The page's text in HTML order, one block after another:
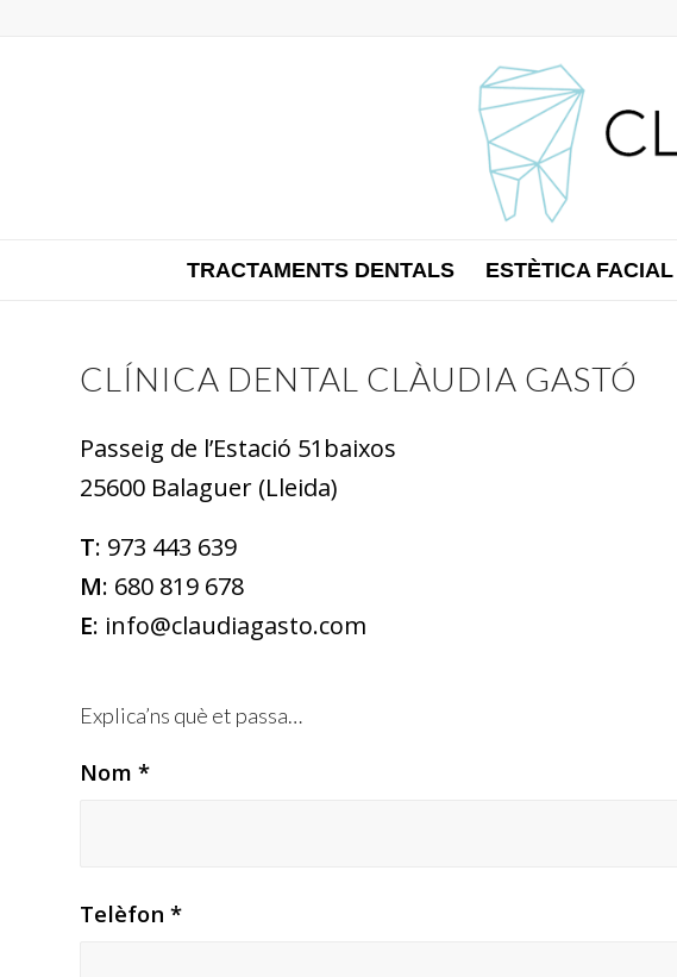
TRACTAMENTS DENTALS ESTÈTICA FACIAL
CLÍNICA DENTAL CLÀUDIA GASTÓ
Passeig de l’Estació 51baixos
25600 Balaguer (Lleida)
T: 973 443 639
M: 680 819 678
E: info@claudiagasto.com
Explica’ns què et passa…
Nom *
Telèfon *